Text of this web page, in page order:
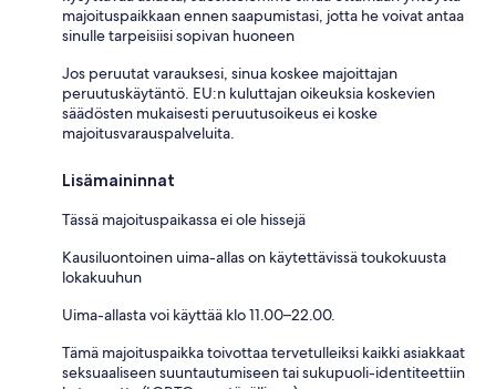
majoituspaikkaan ennen saapumistasi, jotta he voivat antaa
sinulle tarpeisiisi sopivan huoneen
Jos peruutat varauksesi, sinua koskee majoittajan
peruutuskäytäntö. EU:n kuluttajan oikeuksia koskevien
säädösten mukaisesti peruutusoikeus ei koske
majoitusvarauspalveluita.
Lisämaininnat
Tässä majoituspaikassa ei ole hissejä
Kausiluontoinen uima-allas on käytettävissä toukokuusta
lokakuuhun
Uima-allasta voi käyttää klo 11.00–22.00.
Tämä majoituspaikka toivottaa tervetulleiksi kaikki asiakkaat
seksuaaliseen suuntautumiseen tai sukupuoli-identiteettiin